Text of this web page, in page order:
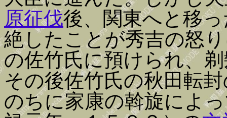
原征伐後、関東へと移
絶したことが秀吉の怒
の佐竹氏に預けられ、
その後佐竹氏の秋田転
のちに家康の斡旋によ